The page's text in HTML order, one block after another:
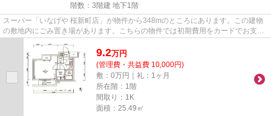
階数：3階建 地下1階
スーパー「いなげや 桜新町店」が物件から348mのところにあります。この建物
の敷地内にごみ置き場があります。こちらの物件では初期費用をカードでお支払
いいただけます。こだわりの条...
9.2万円
(管理費・共益費 10,000円)
敷：0万円｜礼：1ヶ月
所在階：1階
間取り：1K
面積：25.49㎡